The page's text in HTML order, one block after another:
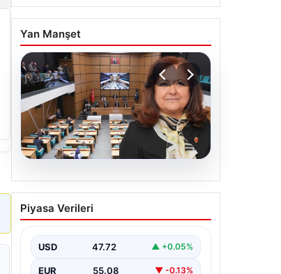
Yan Manşet
Üsküdar Belediyesi’nde
başkanvekili Sibel Tan
Piyasa Verileri
USD 47.72 ▲ +0.05%
EUR 55.08 ▼ -0.13%